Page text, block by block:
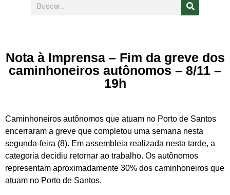
Nota à Imprensa – Fim da greve dos
caminhoneiros autônomos – 8/11 –
19h
Caminhoneiros autônomos que atuam no Porto de Santos
encerraram a greve que completou uma semana nesta
segunda-feira (8). Em assembleia realizada nesta tarde, a
categoria decidiu retornar ao trabalho. Os autônomos
representam aproximadamente 30% dos caminhoneiros que
atuam no Porto de Santos.